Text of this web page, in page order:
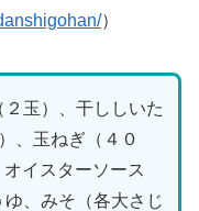
）
玉）、干ししいた
、玉ねぎ（４０
イスターソース
ゆ、みそ（各大さじ